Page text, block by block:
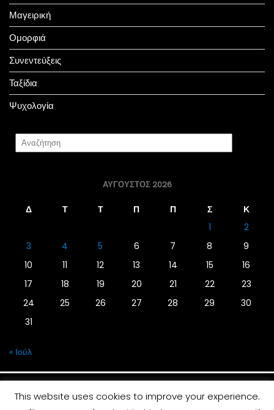
Μαγειρική
Ομορφιά
Συνεντεύξεις
Ταξίδια
Ψυχολογία
ΑΎΓΟΥΣΤΟΣ 2026
Δ Τ Τ Π Π Σ
Κ
1
2
3
4 5 6 7 8
9
10
11 12 13 14 15
16
17
18 19 20 21 22
23
24
25 26 27 28 29
30
31
« Ιούλ
This website uses cookies to improve your experience.